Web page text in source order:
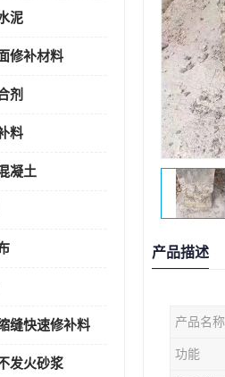
泥
修补材料
剂
料
凝土
缝快速修补料
发火砂浆
产品描述
产品名称
功能